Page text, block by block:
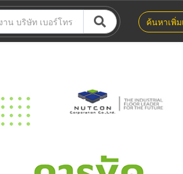
ค้นหาเพิ่ม